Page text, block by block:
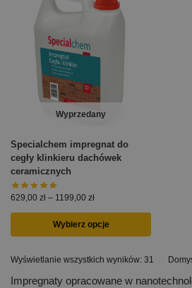
Wyprzedany
Specialchem impregnat do
cegły klinkieru dachówek
ceramicznych
629,00 zł – 1199,00 zł
Wybierz opcje
Wyświetlanie wszystkich wyników: 31
Impregnaty opracowane w